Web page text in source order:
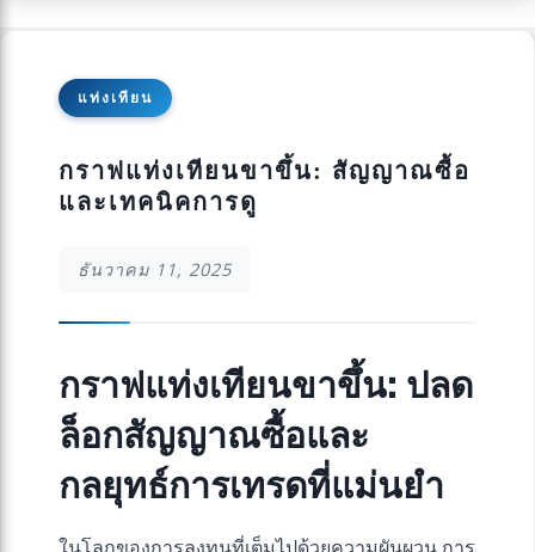
แท่งเทียน
กราฟแท่งเทียนขาขึ้น: สัญญาณซื้อ
และเทคนิคการดู
ธันวาคม 11, 2025
กราฟแท่งเทียนขาขึ้น: ปลด
ล็อกสัญญาณซื้อและ
กลยุทธ์การเทรดที่แม่นยำ
ในโลกของการลงทุนที่เต็มไปด้วยความผันผวน การ